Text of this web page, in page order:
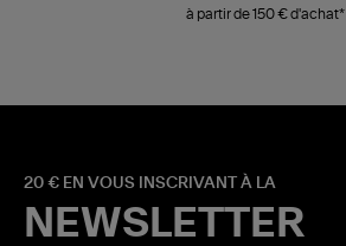
à partir de 150 € d'achat*
20 € EN VOUS INSCRIVANT À LA
NEWSLETTER